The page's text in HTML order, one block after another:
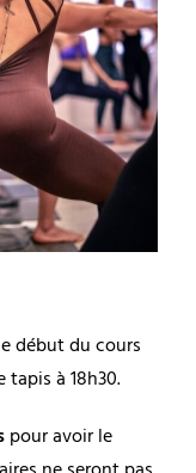
début du cours
tapis à 18h30.
pour avoir le